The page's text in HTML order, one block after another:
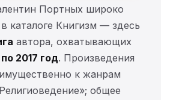
Портных широко
каталоге Книгизм — здесь
автора, охватывающих
2017 год. Произведения
к жанрам
общее